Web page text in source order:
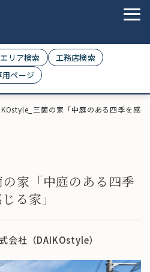
エリア検索
工務店検索
ページ
三箇の家「中庭のある四季を感
家「中庭のある四季
る家」
会社（DAIKOstyle）